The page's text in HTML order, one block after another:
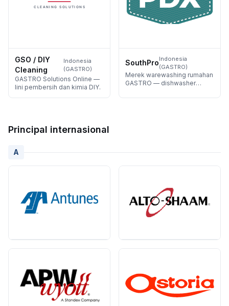
GSO / DIY
Cleaning
Indonesia
(GASTRO)
GASTRO Solutions Online —
lini pembersih dan kimia DIY.
SouthProIndonesia
(GASTRO)
Merek warewashing rumahan
GASTRO — dishwasher
hood.
Principal internasional
A